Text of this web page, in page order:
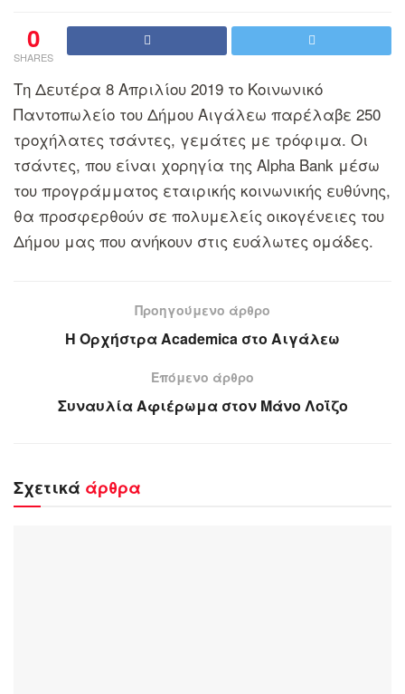
0
SHARES
Τη Δευτέρα 8 Απριλίου 2019 το Κοινωνικό
Παντοπωλείο του Δήμου Αιγάλεω παρέλαβε 250
τροχήλατες τσάντες, γεμάτες με τρόφιμα. Οι
τσάντες, που είναι χορηγία της Alpha Bank μέσω
του προγράμματος εταιρικής κοινωνικής ευθύνης,
θα προσφερθούν σε πολυμελείς οικογένειες του
Δήμου μας που ανήκουν στις ευάλωτες ομάδες.
Προηγούμενο άρθρο
H Ορχήστρα Academica στο Αιγάλεω
Επόμενο άρθρο
Συναυλία Αφιέρωμα στον Μάνο Λοΐζο
Σχετικά άρθρα